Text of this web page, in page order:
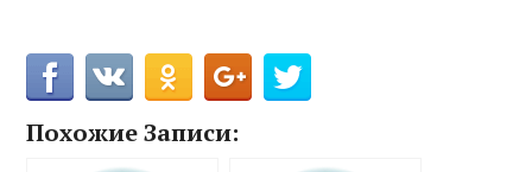
Похожие Записи: